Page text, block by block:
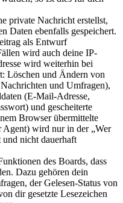
private Nachricht erstellst,
Daten ebenfalls gespeichert.
als Entwurf
wird auch deine IP-
wird weiterhin bei
Löschen und Ändern von
und Umfragen),
(E-Mail-Adresse,
und gescheiterte
Browser übermittelte
wird nur in der „Wer
nicht dauerhaft
des Boards, dass
Dazu gehören dein
der Gelesen-Status von
dir gesetzte Lesezeichen